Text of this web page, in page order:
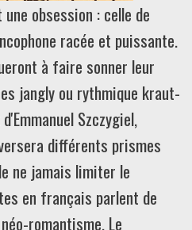
obsession : celle de
racée et puissante.
à faire sonner leur
jangly ou rythmique kraut-
Szczygiel,
différents prismes
ne jamais limiter le
en français parlent de
romantisme. Le